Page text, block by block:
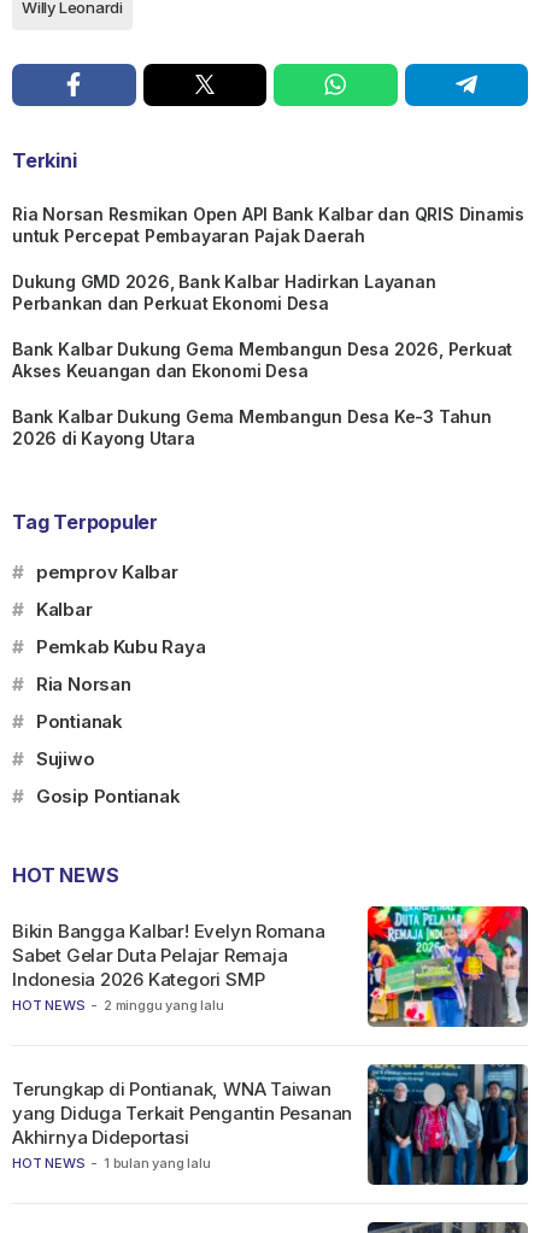
Willy Leonardi
Terkini
Ria Norsan Resmikan Open API Bank Kalbar dan QRIS Dinamis
untuk Percepat Pembayaran Pajak Daerah
Dukung GMD 2026, Bank Kalbar Hadirkan Layanan
Perbankan dan Perkuat Ekonomi Desa
Bank Kalbar Dukung Gema Membangun Desa 2026, Perkuat
Akses Keuangan dan Ekonomi Desa
Bank Kalbar Dukung Gema Membangun Desa Ke-3 Tahun
2026 di Kayong Utara
Tag Terpopuler
# pemprov Kalbar
# Kalbar
# Pemkab Kubu Raya
# Ria Norsan
# Pontianak
# Sujiwo
# Gosip Pontianak
HOT NEWS
HOT NEWS - 2 minggu yang lalu
Bikin Bangga Kalbar! Evelyn Romana
Sabet Gelar Duta Pelajar Remaja
Indonesia 2026 Kategori SMP
HOT NEWS - 1 bulan yang lalu
Terungkap di Pontianak, WNA Taiwan
yang Diduga Terkait Pengantin Pesanan
Akhirnya Dideportasi